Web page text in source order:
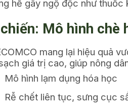
hề gây ngộ độc như thuốc
Mô hình chè
mang lại hiệu quả
giá trị cao, giúp nông
Mô hình lạm dụng hóa học
Rễ chết liên tục, sưng cục